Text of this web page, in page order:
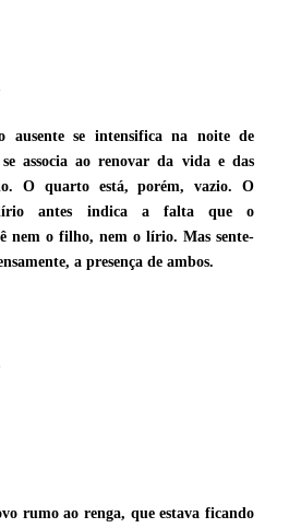
se intensifica na noite de
associa ao renovar da vida e das
O quarto está, porém, vazio. O
antes indica a falta que o
nem o filho, nem o lírio. Mas sente-
a presença de ambos.
rumo ao renga, que estava ficando